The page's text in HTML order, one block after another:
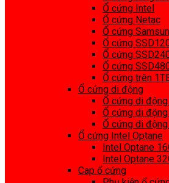
Ổ cứng Intel
Ổ cứng Netac
Ổ cứng
Ổ cứng
Ổ cứng
Ổ cứng
Ổ cứng trên
Ổ cứng di động
Ổ cứng di
Ổ cứng di
Ổ cứng di
Ổ cứng Intel Optane
Intel Optane
Intel Optane
Cap ổ cứng